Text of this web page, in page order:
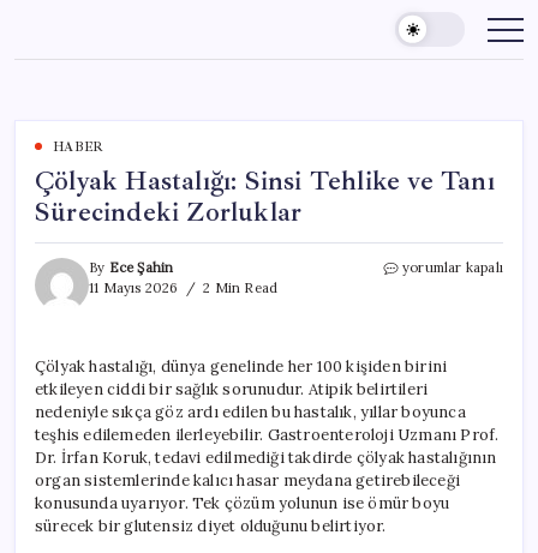
content
HABER
Çölyak Hastalığı: Sinsi Tehlike ve Tanı
Sürecindeki Zorluklar
By Ece Şahin
11 Mayıs 2026
2 Min Read
Çölyak
Tanı
Sürecindeki
Zorluklar
için
yorumlar kapalı
Çölyak hastalığı, dünya genelinde her 100 kişiden birini
etkileyen ciddi bir sağlık sorunudur. Atipik belirtileri
nedeniyle sıkça göz ardı edilen bu hastalık, yıllar boyunca
teşhis edilemeden ilerleyebilir. Gastroenteroloji Uzmanı Prof.
Dr. İrfan Koruk, tedavi edilmediği takdirde çölyak hastalığının
organ sistemlerinde kalıcı hasar meydana getirebileceği
konusunda uyarıyor. Tek çözüm yolunun ise ömür boyu
sürecek bir glutensiz diyet olduğunu belirtiyor.